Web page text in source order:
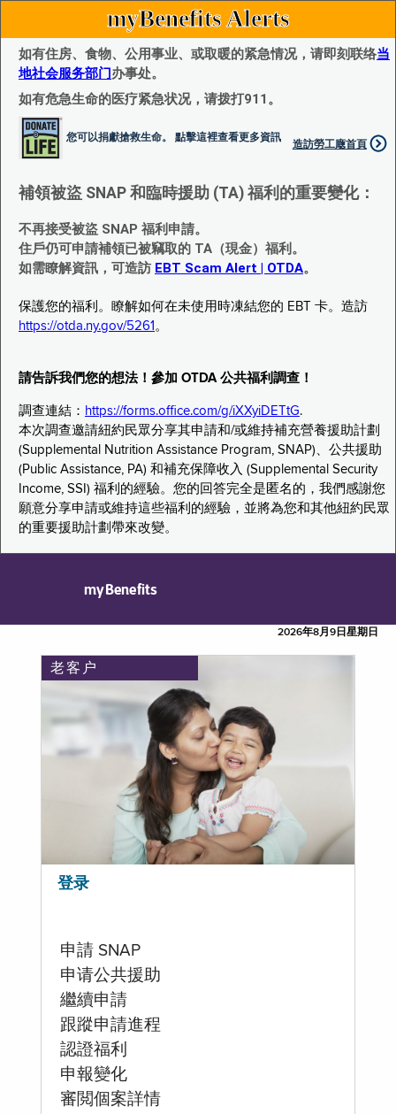
myBenefits Alerts
如有住房、食物、公用事业、或取暖的紧急情况，请即刻联络当
地社会服务部门办事处。
如有危急生命的医疗紧急状况，请拨打911。
您可以捐獻搶救生命。 點擊這裡查看更多資訊
造訪勞工廰首頁
補領被盜 SNAP 和臨時援助 (TA) 福利的重要變化：
不再接受被盜 SNAP 福利申請。
住戶仍可申請補領已被竊取的 TA（現金）福利。
如需瞭解資訊，可造訪 EBT Scam Alert | OTDA。
保護您的福利。瞭解如何在未使用時凍結您的 EBT 卡。造訪
https://otda.ny.gov/5261 。
請告訴我們您的想法！參加 OTDA 公共福利調查！
調查連結： https://forms.office.com/g/iXXyiDETtG.
本次調查邀請紐約民眾分享其申請和/或維持補充營養援助計劃
(Supplemental Nutrition Assistance Program, SNAP)、公共援助
(Public Assistance, PA) 和補充保障收入 (Supplemental Security
Income, SSI) 福利的經驗。您的回答完全是匿名的，我們感謝您
願意分享申請或維持這些福利的經驗，並將為您和其他紐約民眾
的重要援助計劃帶來改變。
myBenefits
2026年8月9日星期日
老客户
登录
申請 SNAP
申请公共援助
繼續申請
跟蹤申請進程
認證福利
申報變化
審閲個案詳情